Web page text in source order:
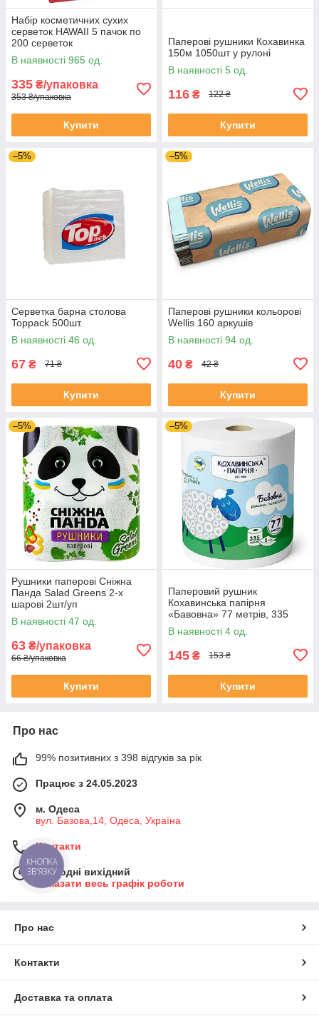
Набір косметичних сухих
серветок HAWAII 5 пачок по
200 серветок
В наявності 965 од.
335 ₴/упаковка
353 ₴/упаковка
Купити
Паперові рушники Кохавинка
150м 1050шт у рулоні
В наявності 5 од.
116 ₴ 122 ₴
Купити
–5%
Серветка барна столова
Toppack 500шт.
В наявності 46 од.
67 ₴ 71 ₴
Купити
–5%
Паперові рушники кольорові
Wellis 160 аркушів
В наявності 94 од.
40 ₴ 42 ₴
Купити
–5%
Рушники паперові Сніжна
Панда Salad Greens 2-х
шарові 2шт/уп
В наявності 47 од.
63 ₴/упаковка
66 ₴/упаковка
Купити
–5%
Паперовий рушник
Кохавинська папірня
«Бавовна» 77 метрів, 335
відривів
В наявності 4 од.
145 ₴ 153 ₴
Купити
Про нас
99% позитивних з 398 відгуків за рік
Працює з 24.05.2023
м. Одеса
вул. Базова,14, Одеса, Україна
Контакти
Сьогодні вихідний
Показати весь графік роботи
Про нас
Контакти
Доставка та оплата
КНОПКА
ЗВ'ЯЗКУ